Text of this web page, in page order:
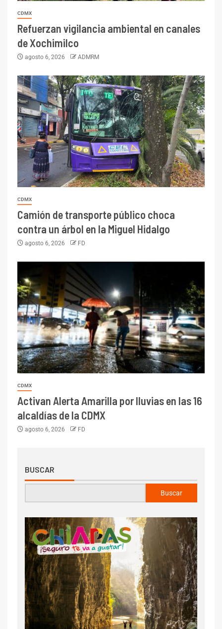
CDMX
Refuerzan vigilancia ambiental en canales
de Xochimilco
agosto 6, 2026 ADMRM
CDMX
Camión de transporte público choca
contra un árbol en la Miguel Hidalgo
agosto 6, 2026 FD
CDMX
Activan Alerta Amarilla por lluvias en las 16
alcaldías de la CDMX
agosto 6, 2026 FD
BUSCAR
Buscar